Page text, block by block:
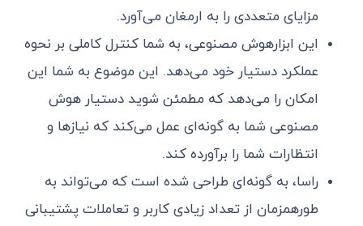
مزایای متعددی را به ارمغان می‌آورد.
این ابزارهوش مصنوعی، به شما کنترل کاملی بر نحوه
عملکرد دستیار خود می‌دهد. این موضوع به شما این
امکان را می‌دهد که مطمئن شوید دستیار هوش
مصنوعی شما به گونه‌ای عمل می‌کند که نیازها و
انتظارات شما را برآورده کند.
راسا، به گونه‌ای طراحی شده است که می‌تواند به
طورهمزمان از تعداد زیادی کاربر و تعاملات پشتیبانی